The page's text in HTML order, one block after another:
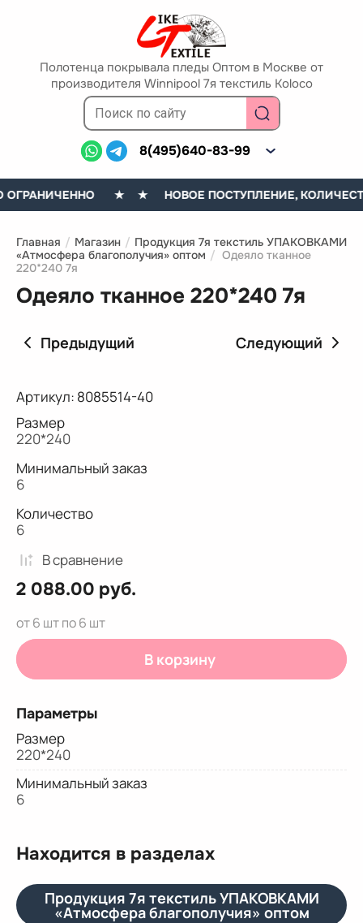
Полотенца покрывала пледы Оптом в Москве от
производителя Winnipool 7я текстиль Koloco
8(495)640-83-99
★ ★ НОВОЕ ПОСТУПЛЕНИЕ,
Главная / Магазин / Продукция 7я текстиль УПАКОВКАМИ
«Атмосфера благополучия» оптом / Одеяло тканное
220*240 7я
Одеяло тканное 220*240 7я
Предыдущий Следующий
Артикул: 8085514-40
Размер
220*240
Минимальный заказ
6
Количество
6
В сравнениe
2 088.00 руб.
от 6 шт по 6 шт
В корзину
Параметры
Размер
220*240
Минимальный заказ
6
Находится в разделах
Продукция 7я текстиль УПАКОВКАМИ
«Атмосфера благополучия» оптом